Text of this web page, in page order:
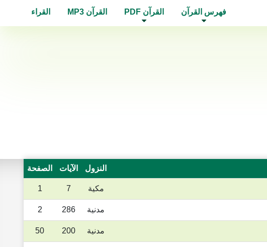
فهرس القرآن القرآن PDF القرآن MP3 القراء
النزول الآيات الصفحة
مكية 7
1
مدنية 286
2
مدنية 200
50